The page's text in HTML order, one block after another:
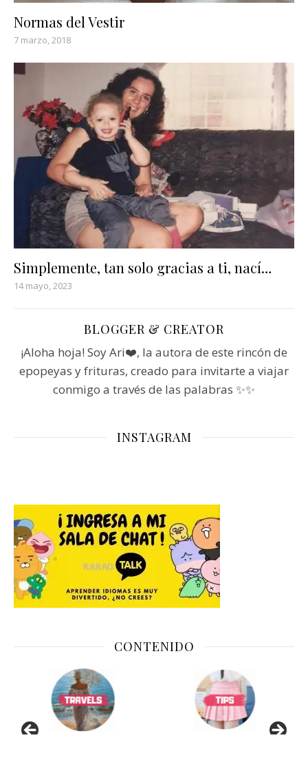
Normas del Vestir
7 marzo, 2018
Simplemente, tan solo gracias a ti, nací…
14 mayo, 2023
BLOGGER & CREATOR
¡Aloha hoja! Soy Ari❤️, la autora de este rincón de
epopeyas y frituras, creado para invitarte a viajar
conmigo a través de las palabras ✨✨
INSTAGRAM
CONTENIDO